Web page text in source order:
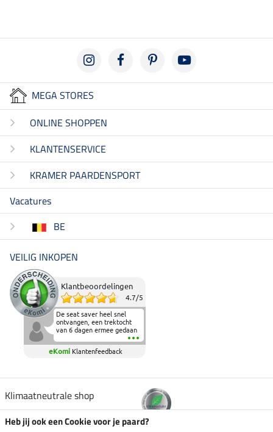
MEGA STORES
ONLINE SHOPPEN
KLANTENSERVICE
KRAMER PAARDENSPORT
Vacatures
BE
VEILIG INKOPEN
Klantbeoordelingen
4.7/5
De seat saver heel snel
ontvangen, een trektocht
van 6 dagen ermee gedaan
en deze heeft de beproeving
fantastisch doorstaan.
Heerlijk zacht om op te
elkaar in het zadel.
eKomi Klantenfeedback
Klimaatneutrale shop
Heb jij ook een Cookie voor je paard?